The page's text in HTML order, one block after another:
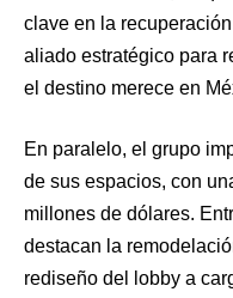
clave en la
aliado estratégico para
el destino merece en
En paralelo, el grupo
de sus espacios, con
millones de dólares.
destacan la
rediseño del lobby a